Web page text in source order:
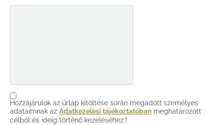
Hozzájárulok az űrlap kitöltése során megadott személyes
adataimnak az Adatkezelési tájékoztatóban meghatározott
célból és ideig történő kezeléséhez.!